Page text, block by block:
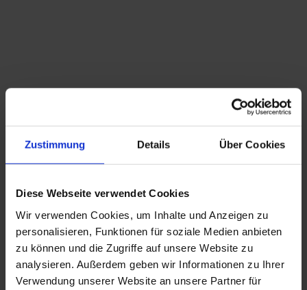
Zustimmung Details Über Cookies
Diese Webseite verwendet Cookies
Wir verwenden Cookies, um Inhalte und Anzeigen zu
personalisieren, Funktionen für soziale Medien anbieten
zu können und die Zugriffe auf unsere Website zu
analysieren. Außerdem geben wir Informationen zu Ihrer
Verwendung unserer Website an unsere Partner für